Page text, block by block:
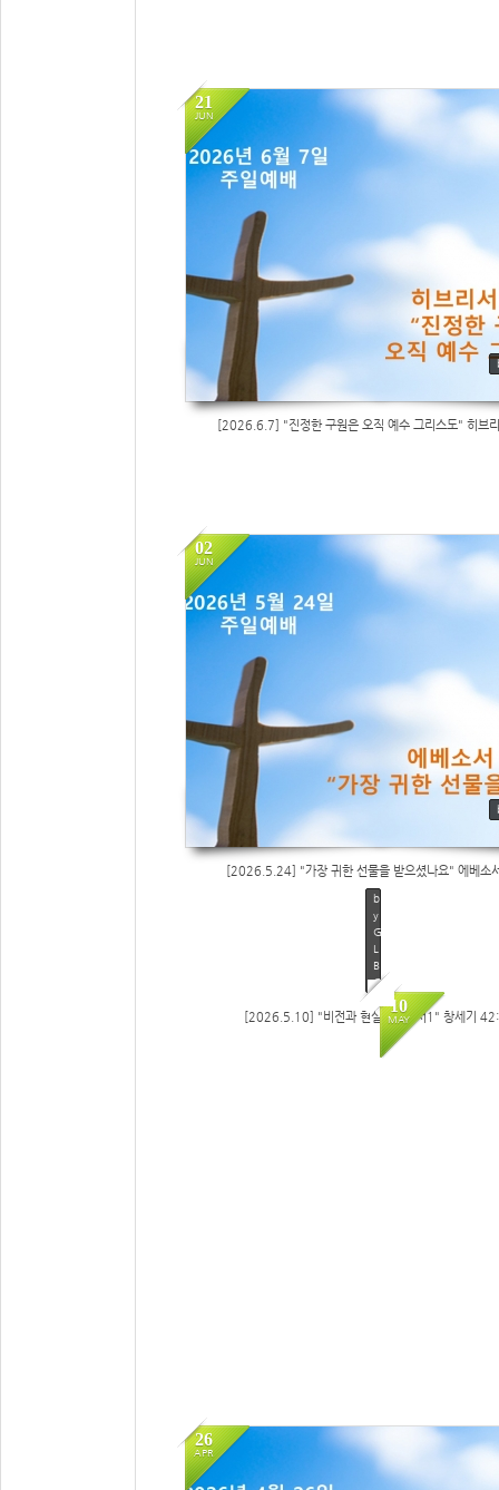
21
JUN
96
[2026.6.7] "진정한 구원은 오직 예수 그리스도" 히브
02
JUN
139
[2026.5.24] "가장 귀한 선물을 받으셨나요" 에베소
10
MAY
b
y
G
L
B
C
[2026.5.10] "비전과 현실사이에서1" 창세기
26
APR